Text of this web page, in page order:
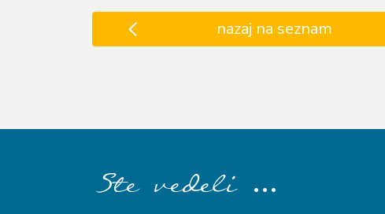
nazaj na seznam
Ste vedeli …